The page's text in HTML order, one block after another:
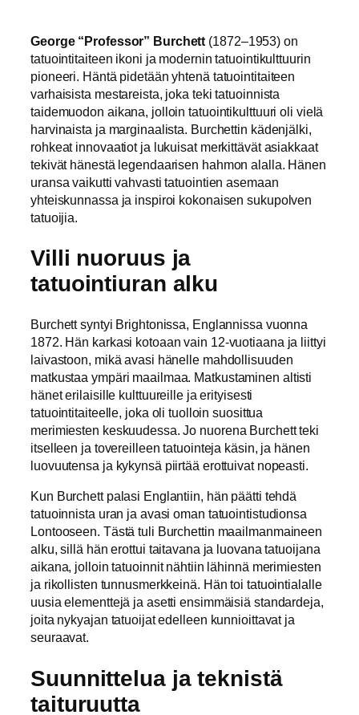
George “Professor” Burchett (1872–1953) on
tatuointitaiteen ikoni ja modernin tatuointikulttuurin
pioneeri. Häntä pidetään yhtenä tatuointitaiteen
varhaisista mestareista, joka teki tatuoinnista
taidemuodon aikana, jolloin tatuointikulttuuri oli vielä
harvinaista ja marginaalista. Burchettin kädenjälki,
rohkeat innovaatiot ja lukuisat merkittävät asiakkaat
tekivät hänestä legendaarisen hahmon alalla. Hänen
uransa vaikutti vahvasti tatuointien asemaan
yhteiskunnassa ja inspiroi kokonaisen sukupolven
tatuoijia.
Villi nuoruus ja
tatuointiuran alku
Burchett syntyi Brightonissa, Englannissa vuonna
1872. Hän karkasi kotoaan vain 12-vuotiaana ja liittyi
laivastoon, mikä avasi hänelle mahdollisuuden
matkustaa ympäri maailmaa. Matkustaminen altisti
hänet erilaisille kulttuureille ja erityisesti
tatuointitaiteelle, joka oli tuolloin suosittua
merimiesten keskuudessa. Jo nuorena Burchett teki
itselleen ja tovereilleen tatuointeja käsin, ja hänen
luovuutensa ja kykynsä piirtää erottuivat nopeasti.
Kun Burchett palasi Englantiin, hän päätti tehdä
tatuoinnista uran ja avasi oman tatuointistudionsa
Lontooseen. Tästä tuli Burchettin maailmanmaineen
alku, sillä hän erottui taitavana ja luovana tatuoijana
aikana, jolloin tatuoinnit nähtiin lähinnä merimiesten
ja rikollisten tunnusmerkkeinä. Hän toi tatuointialalle
uusia elementtejä ja asetti ensimmäisiä standardeja,
joita nykyajan tatuoijat edelleen kunnioittavat ja
seuraavat.
Suunnittelua ja teknistä
taituruutta